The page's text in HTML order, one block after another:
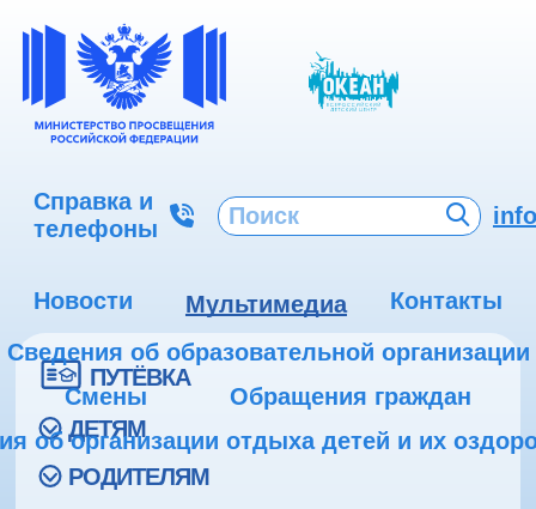
Справка и
телефоны
Новости Мультимедиа
Контакты
Сведения об образовательной организации
Смены
Обращения граждан
об организации отдыха детей и их
ПУТЁВКА
ДЕТЯМ
РОДИТЕЛЯМ